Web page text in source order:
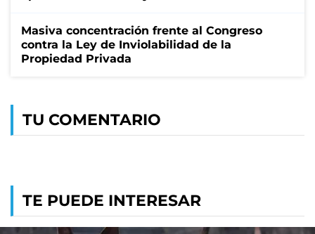
Masiva concentración frente al Congreso
contra la Ley de Inviolabilidad de la
Propiedad Privada
TU COMENTARIO
TE PUEDE INTERESAR